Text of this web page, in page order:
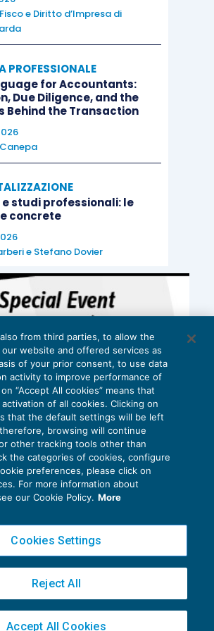
sulla gestionenon
in tempo utile
predette verifiche, egli deve
implicazioniha avuto tale
fini dell’espressione delgiudizio
e sullanon conformità, nonché
di eventuali
infine concerne ifacsimili
dal revisore, è possibile
ai seguenti
riportati nell’appendiceal
di revisione internazionale
n. 700;
allegato al documento del
“La relazione unitaria di controllo
del collegio sindacale incaricato
revisione legale dei conti
aggiornato. Detto supporto
fornisce ilnuovofacsimile
unitarianel caso di uncollegio
incaricato dellarevisione
. Il modello può tuttavia essere
anche in caso di relazione “non
nel senso che il soggetto
solamentedella revisione
potrà utilizzare la sola
(trattasi della
e Diritto d’Impresa di
PROFESSIONALE
for Accountants:
Due Diligence, and the
Behind the Transaction
e studi professionali: le
concrete
e Stefano Dovier
Privacy Policy
Cookie Policy
©Gruppo Euroconference S.p.A.v2.32.4
10N01 - 20124 Milano - info@ecnews.it
02776120236
from third parties, to allow the
website and offered services as
of your prior consent, to use data
activity to improve performance of
“Accept All cookies” means that
of all cookies. Clicking on
that the default settings will be left
browsing will continue
other tracking tools other than
the categories of cookies, configure
preferences, please click on
For more information about
our Cookie Policy. More
Cookies Settings
Reject All
Accept All Cookies